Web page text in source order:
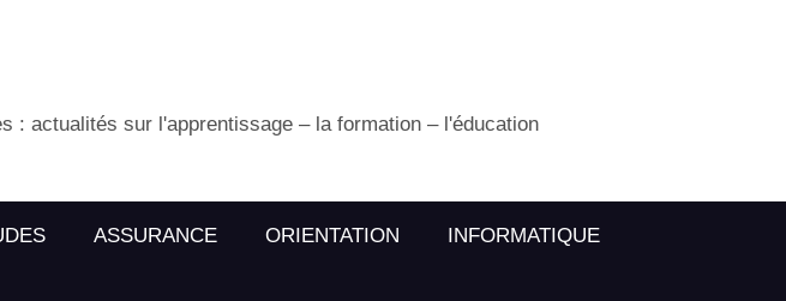
: actualités sur l'apprentissage – la formation – l'éducation
ASSURANCE ORIENTATION INFORMATIQUE